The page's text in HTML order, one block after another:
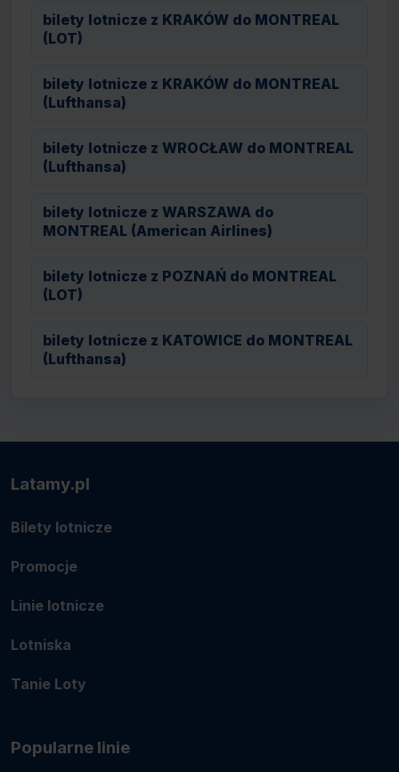
bilety lotnicze z KRAKÓW do MONTREAL
(LOT)
bilety lotnicze z KRAKÓW do MONTREAL
(Lufthansa)
bilety lotnicze z WROCŁAW do MONTREAL
(Lufthansa)
bilety lotnicze z WARSZAWA do
MONTREAL (American Airlines)
bilety lotnicze z POZNAŃ do MONTREAL
(LOT)
bilety lotnicze z KATOWICE do MONTREAL
(Lufthansa)
Latamy.pl
Bilety lotnicze
Promocje
Linie lotnicze
Lotniska
Tanie Loty
Popularne linie